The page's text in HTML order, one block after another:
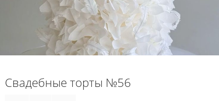
Свадебные торты №56